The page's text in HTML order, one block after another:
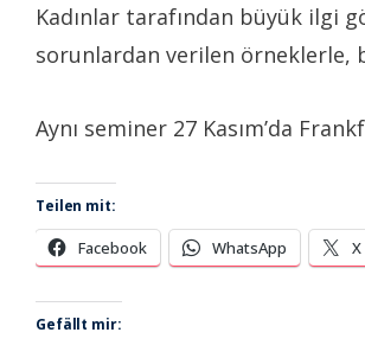
Kadınlar tarafından büyük ilgi
sorunlardan verilen örneklerle,
Aynı seminer 27 Kasım’da
Teilen mit:
Facebook WhatsApp X
Gefällt mir: